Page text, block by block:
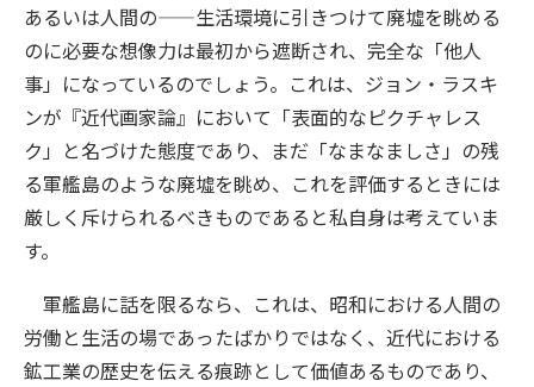
あるいは人間の——生活環境に引きつけて廃墟を眺める
のに必要な想像力は最初から遮断され、完全な「他人
事」になっているのでしょう。これは、ジョン・ラスキ
ンが『近代画家論』において「表面的なピクチャレス
ク」と名づけた態度であり、まだ「なまなましさ」の残
る軍艦島のような廃墟を眺め、これを評価するときには
厳しく斥けられるべきものであると私自身は考えていま
す。
軍艦島に話を限るなら、これは、昭和における人間の
労働と生活の場であったばかりではなく、近代における
鉱工業の歴史を伝える痕跡として価値あるものであり、